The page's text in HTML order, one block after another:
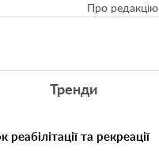
Про редакцію
Тренди
та рекреації